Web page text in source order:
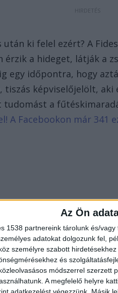
Az Ön
1538 partnereink tárolunk és/
adatokat dolgozunk fel,
személyre szabott
és
módszerrel szerzett
A megfelelő helyre
után ki felel ezért? A
érzik a hideget, látják a
egy időpontra, hogy
tiszás képviselőjelölt,
tudomást a
A Facebookon már 341